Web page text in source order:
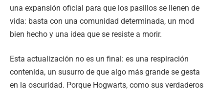
una expansión oficial para que los pasillos se llenen de
vida: basta con una comunidad determinada, un mod
bien hecho y una idea que se resiste a morir.
Esta actualización no es un final: es una respiración
contenida, un susurro de que algo más grande se gesta
en la oscuridad. Porque Hogwarts, como sus verdaderos